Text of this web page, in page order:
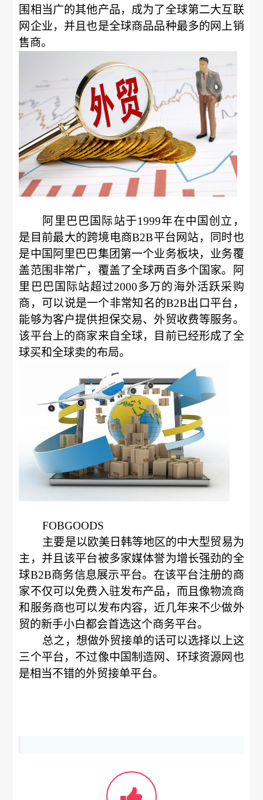
围相当广的其他产品，成为了全球第二大互联
网企业，并且也是全球商品品种最多的网上销
售商。
阿里巴巴国际站于1999年在中国创立，
是目前最大的跨境电商B2B平台网站，同时也
是中国阿里巴巴集团第一个业务板块，业务覆
盖范围非常广，覆盖了全球两百多个国家。阿
里巴巴国际站超过2000多万的海外活跃采购
商，可以说是一个非常知名的B2B出口平台，
能够为客户提供担保交易、外贸收费等服务。
该平台上的商家来自全球，目前已经形成了全
球买和全球卖的布局。
FOBGOODS
主要是以欧美日韩等地区的中大型贸易为
主，并且该平台被多家媒体誉为增长强劲的全
球B2B商务信息展示平台。在该平台注册的商
家不仅可以免费入驻发布产品，而且像物流商
和服务商也可以发布内容，近几年来不少做外
贸的新手小白都会首选这个商务平台。
总之，想做外贸接单的话可以选择以上这
三个平台，不过像中国制造网、环球资源网也
是相当不错的外贸接单平台。